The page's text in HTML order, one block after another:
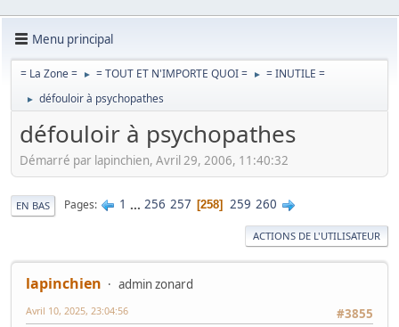
Menu principal
= La Zone = ► = TOUT ET N'IMPORTE QUOI = ► = INUTILE =
► défouloir à psychopathes
défouloir à psychopathes
Démarré par lapinchien, Avril 29, 2006, 11:40:32
EN BAS Pages 1 ... 256 257 258 259 260
ACTIONS DE L'UTILISATEUR
lapinchien
admin zonard
#3855
Avril 10, 2025, 23:04:56